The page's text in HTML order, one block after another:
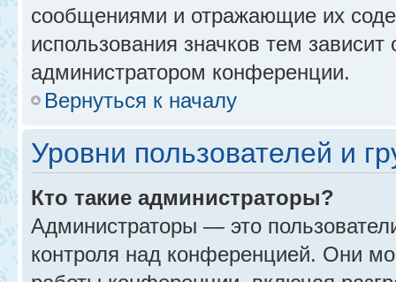
сообщениями и отражающие их
использования значков тем
администратором конференции.
Вернуться к началу
Уровни пользователей и
Кто такие администраторы?
Администраторы — это
контроля над конференцией. Они